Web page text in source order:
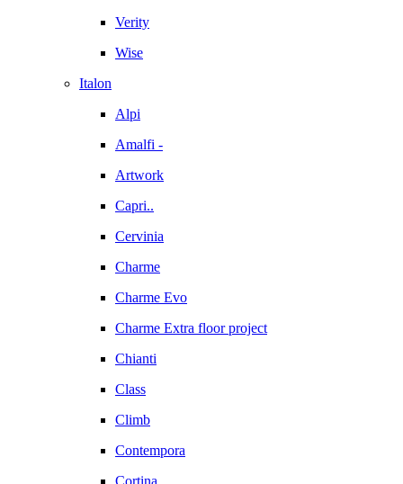
Verity
Wise
Italon
Alpi
Amalfi -
Artwork
Capri..
Cervinia
Charme
Charme Evo
Charme Extra floor project
Chianti
Class
Climb
Contempora
Cortina